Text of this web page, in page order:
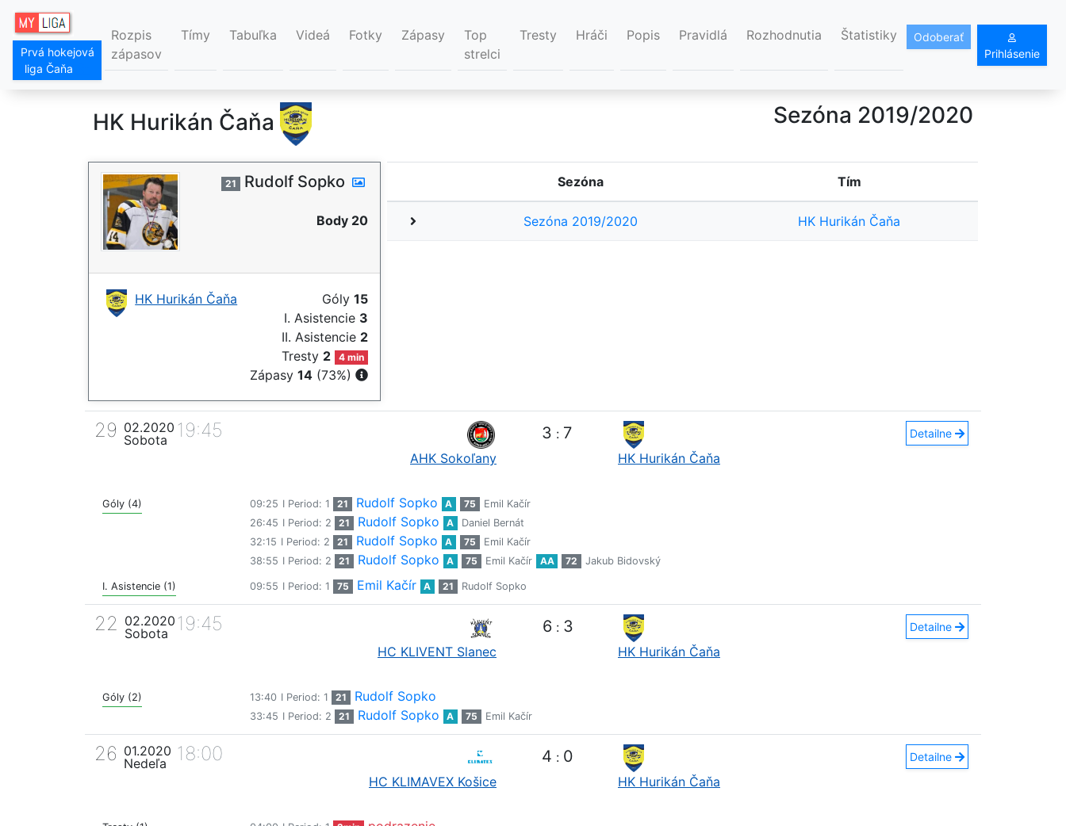
Prvá hokejová
liga Čaňa
Rozpis
zápasov
Tímy Tabuľka Videá Fotky Zápasy
Top
strelci
Tresty Hráči Popis Pravidlá Rozhodnutia Štatistiky
Odoberať
Prihlásenie
HK Hurikán Čaňa Sezóna 2019/2020
21 Rudolf Sopko
Body 20
HK Hurikán Čaňa Góly 15
I. Asistencie 3
II. Asistencie 2
Tresty 2 4 min
Zápasy 14 (73%)
Sezóna Tím
Sezóna 2019/2020 HK Hurikán Čaňa
29 02.2020
Sobota
19:45
AHK Sokoľany
3 : 7
HK Hurikán Čaňa
Detailne
Góly (4) 09:25 I Period: 1 21 Rudolf Sopko A 75
Emil Kačír
26:45 I Period: 2 21 Rudolf Sopko A
Daniel Bernát
32:15 I Period: 2 21 Rudolf Sopko A 75
Emil Kačír
38:55 I Period: 2 21 Rudolf Sopko A 75 Emil Kačír AA 72 Jakub Bidovský
I. Asistencie (1) 09:55 I Period: 1 75 Emil Kačír A 21 Rudolf Sopko
22 02.2020
Sobota
19:45
HC KLIVENT Slanec
6 : 3
HK Hurikán Čaňa
Detailne
Góly (2) 13:40 I Period: 1 21 Rudolf Sopko
33:45 I Period: 2 21 Rudolf Sopko A 75 Emil Kačír
26 01.2020
Nedeľa
18:00
HC KLIMAVEX Košice
4 : 0
HK Hurikán Čaňa
Detailne